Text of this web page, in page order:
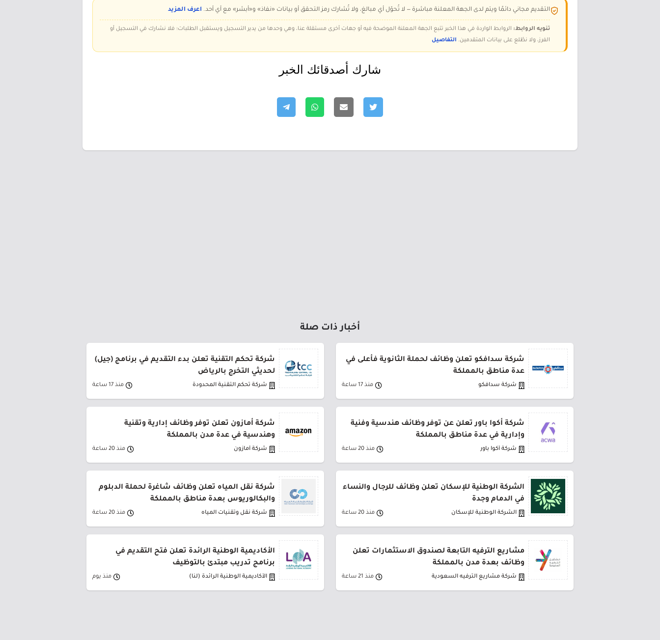
التقديم مجاني دائمًا ويتم لدى الجهة المعلنة مباشرة — لا تُحوّل أي مبالغ، ولا تُشارك رمز التحقق أو بيانات «نفاذ» و«أبشر» مع أي أحد. اعرف المزيد
تنويه الروابط: الروابط الواردة في هذا الخبر تتبع الجهة المعلنة الموضحة فيه أو جهات أخرى مستقلة عنا، وهي وحدها من يدير التسجيل ويستقبل الطلبات؛ فلا نشارك في التسجيل أو
الفرز، ولا نطّلع على بيانات المتقدمين. التفاصيل
شارك أصدقائك الخبر
أخبار ذات صلة
شركة سدافكو تعلن وظائف لحملة الثانوية فأعلى في
عدة مناطق بالمملكة
شركة سدافكو منذ 17 ساعة
شركة تحكم التقنية تعلن بدء التقديم في برنامج (جيل)
لحديثي التخرج بالرياض
شركة تحكم التقنية المحدودة منذ 17 ساعة
شركة أكوا باور تعلن عن توفر وظائف هندسية وفنية
وإدارية في عدة مناطق بالمملكة
شركة أكوا باور منذ 20 ساعة
شركة أمازون تعلن توفر وظائف إدارية وتقنية
وهندسية في عدة مدن بالمملكة
شركة أمازون منذ 20 ساعة
الشركة الوطنية للإسكان تعلن وظائف للرجال والنساء
في الدمام وجدة
الشركة الوطنية للإسكان منذ 20 ساعة
شركة نقل المياه تعلن وظائف شاغرة لحملة الدبلوم
والبكالوريوس بعدة مناطق بالمملكة
شركة نقل وتقنيات المياه منذ 20 ساعة
مشاريع الترفيه التابعة لصندوق الاستثمارات تعلن
وظائف بعدة مدن بالمملكة
شركة مشاريع الترفيه السعودية منذ 21 ساعة
الأكاديمية الوطنية الرائدة تعلن فتح التقديم في
برنامج تدريب مبتدئ بالتوظيف
الأكاديمية الوطنية الرائدة (لنا) منذ يوم